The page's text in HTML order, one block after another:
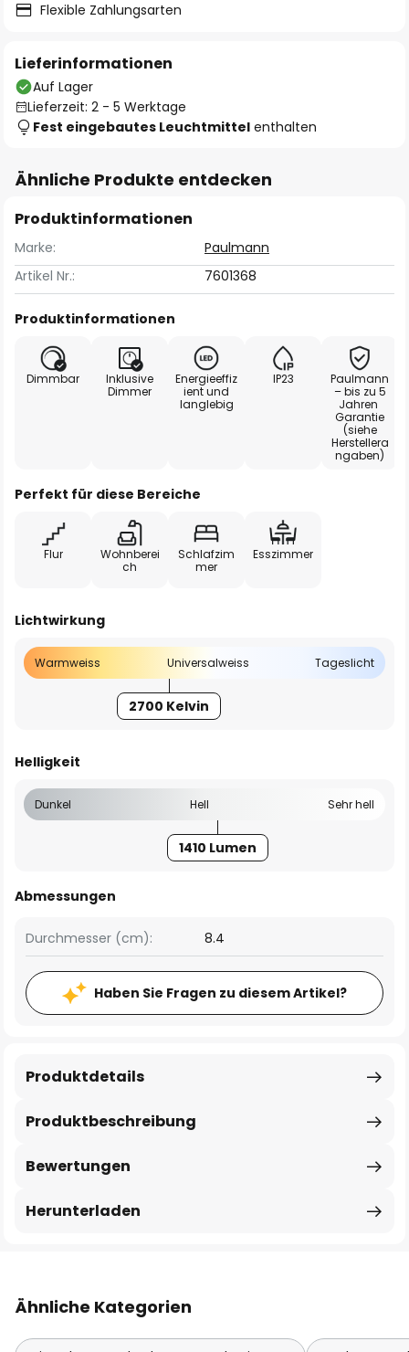
Flexible Zahlungsarten
Lieferinformationen
Auf Lager
Lieferzeit: 2 - 5 Werktage
Fest eingebautes Leuchtmittel enthalten
Ähnliche Produkte entdecken
Produktinformationen
Marke:
Paulmann
Artikel Nr.:
7601368
Produktinformationen
Dimmbar
Inklusive
Dimmer
Energieeffiz
ient und
langlebig
IP23
Paulmann
– bis zu 5
Jahren
Garantie
(siehe
Herstellera
ngaben)
Perfekt für diese Bereiche
Flur
Wohnberei
ch
Schlafzim
mer
Esszimmer
Lichtwirkung
Warmweiss Universalweiss Tageslicht
2700 Kelvin
Helligkeit
Dunkel Hell Sehr hell
1410 Lumen
Abmessungen
Durchmesser (cm): 8.4
Haben Sie Fragen zu diesem Artikel?
Produktbeschreibung
Produktdetails
Bewertungen
Herunterladen
Ähnliche Kategorien